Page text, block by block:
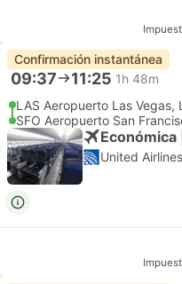
Confirmación instantánea
09:37 11:25 1h 48m
LAS Aeropuerto Las Vegas,
SFO Aeropuerto San
Económica
United Airlines